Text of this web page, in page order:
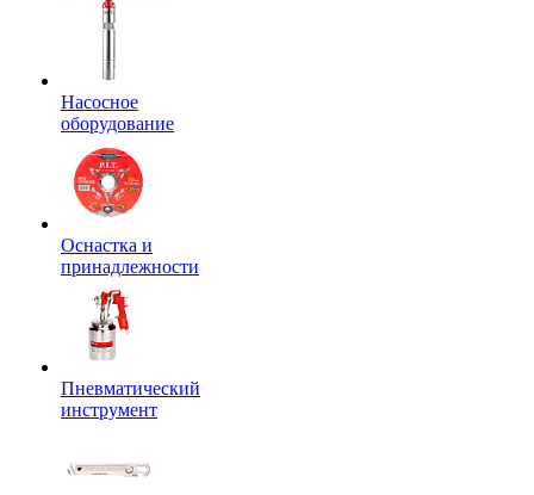
Насосное
оборудование
Оснастка и
принадлежности
Пневматический
инструмент